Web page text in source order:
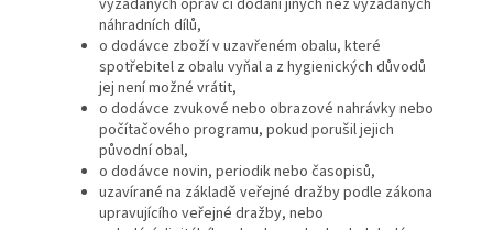
vyžádaných oprav či dodání jiných než vyžádaných
náhradních dílů,
o dodávce zboží v uzavřeném obalu, které
spotřebitel z obalu vyňal a z hygienických důvodů
jej není možné vrátit,
o dodávce zvukové nebo obrazové nahrávky nebo
počítačového programu, pokud porušil jejich
původní obal,
o dodávce novin, periodik nebo časopisů,
uzavírané na základě veřejné dražby podle zákona
upravujícího veřejné dražby, nebo